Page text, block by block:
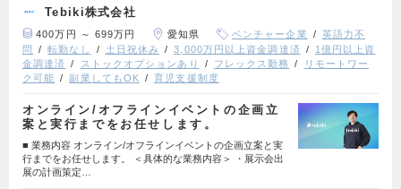
Tebiki株式会社
400万円 ～ 699万円 愛知県 ベンチャー企業
英語力不
問
転勤なし 土日祝休み 3,000万円以上資金調達済
1億円以上資
金調達済
ストックオプションあり フレックス勤務
リモートワー
ク可能
副業してもOK 育児支援制度
オンライン/オフラインイベントの企画立
案と実行までをお任せします。
■ 業務内容 オンライン/オフラインイベントの企画立案と実
行までをお任せします。 ＜具体的な業務内容＞ ・展示会出
展の計画策定…